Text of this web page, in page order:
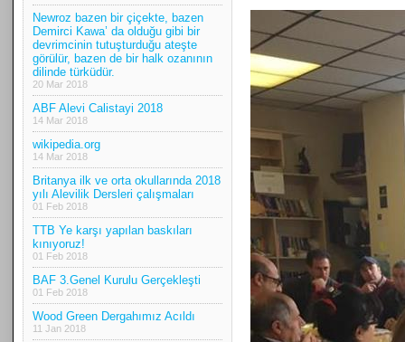
Newroz bazen bir çiçekte, bazen
Demirci Kawa’ da olduğu gibi bir
devrimcinin tutuşturduğu ateşte
görülür, bazen de bir halk ozanının
dilinde türküdür.
20 Mar 2018
ABF Alevi Calistayi 2018
14 Mar 2018
wikipedia.org
14 Mar 2018
Britanya ilk ve orta okullarında 2018
yılı Alevilik Dersleri çalışmaları
01 Feb 2018
TTB Ye karşı yapılan baskıları
kınıyoruz!
01 Feb 2018
BAF 3.Genel Kurulu Gerçekleşti
01 Feb 2018
Wood Green Dergahımız Acıldı
11 Jan 2018